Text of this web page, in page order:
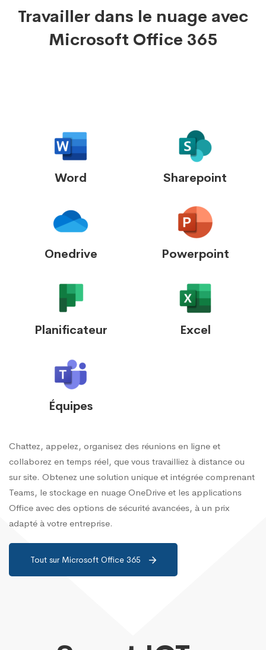
Travailler dans le nuage avec
Microsoft Office 365
Word Sharepoint
Onedrive Powerpoint
Planificateur Excel
Équipes
Chattez, appelez, organisez des réunions en ligne et
collaborez en temps réel, que vous travailliez à distance ou
sur site. Obtenez une solution unique et intégrée comprenant
Teams, le stockage en nuage OneDrive et les applications
Office avec des options de sécurité avancées, à un prix
adapté à votre entreprise.
Tout sur Microsoft Office 365